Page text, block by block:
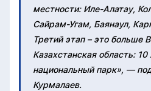
местности: Иле-Алатау,
Сайрам-Угам, Баянаул,
Третий этап – это больше
Казахстанская область:
национальный парк», —
Курмалаев.